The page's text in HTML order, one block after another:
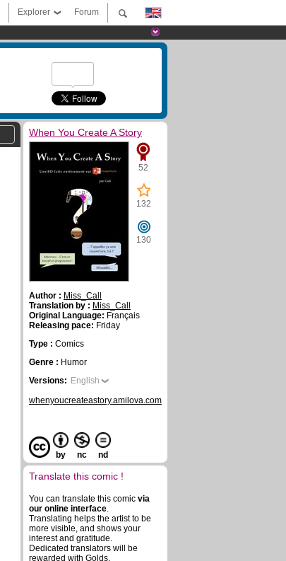
Forum
Explorer
When You Create A Story
52
132
130
Author : Miss_Call
Translation by : Miss_Call
Original Language: Français
Releasing pace: Friday
Type : Comics
Genre : Humor
Versions: English
whenyoucreateastory.amilova.com
by nc nd
Translate this comic !
You can translate this comic via
our online interface.
Translating helps the artist to be
more visible, and shows your
interest and gratitude.
Dedicated translators will be
rewarded with Golds.